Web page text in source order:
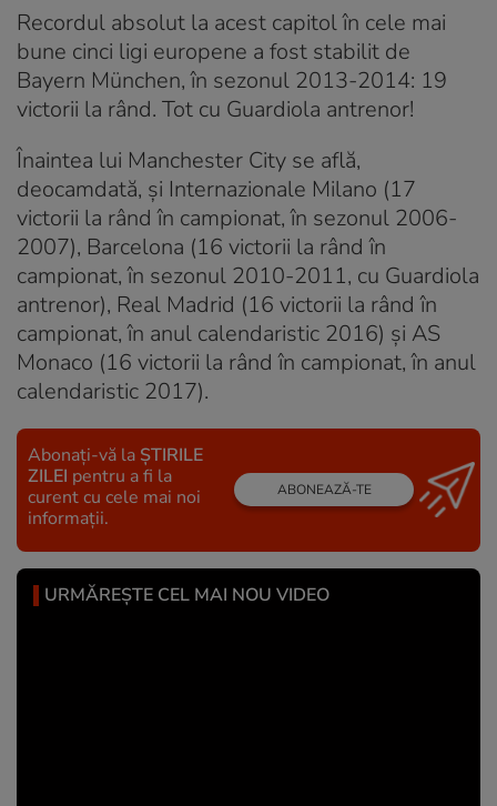
Recordul absolut la acest capitol în cele mai
bune cinci ligi europene a fost stabilit de
Bayern München, în sezonul 2013-2014: 19
victorii la rând. Tot cu Guardiola antrenor!
Înaintea lui Manchester City se află,
deocamdată, și Internazionale Milano (17
victorii la rând în campionat, în sezonul 2006-
2007), Barcelona (16 victorii la rând în
campionat, în sezonul 2010-2011, cu Guardiola
antrenor), Real Madrid (16 victorii la rând în
campionat, în anul calendaristic 2016) și AS
Monaco (16 victorii la rând în campionat, în anul
calendaristic 2017).
Abonați-vă la ȘTIRILE
ZILEI pentru a fi la
curent cu cele mai noi
informații.
ABONEAZĂ-TE
URMĂREȘTE CEL MAI NOU VIDEO